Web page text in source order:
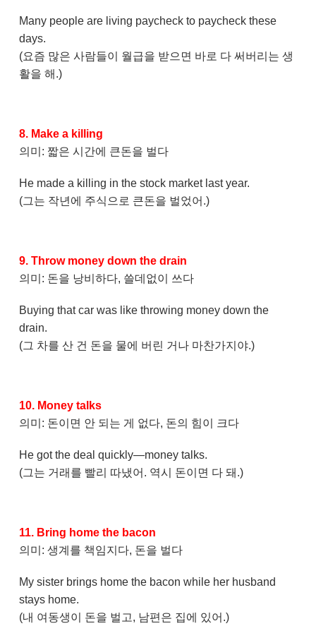
Many people are living paycheck to paycheck these
days.
(요즘 많은 사람들이 월급을 받으면 바로 다 써버리는 생
활을 해.)
8. Make a killing
의미: 짧은 시간에 큰돈을 벌다
He made a killing in the stock market last year.
(그는 작년에 주식으로 큰돈을 벌었어.)
9. Throw money down the drain
의미: 돈을 낭비하다, 쓸데없이 쓰다
Buying that car was like throwing money down the
drain.
(그 차를 산 건 돈을 물에 버린 거나 마찬가지야.)
10. Money talks
의미: 돈이면 안 되는 게 없다, 돈의 힘이 크다
He got the deal quickly—money talks.
(그는 거래를 빨리 따냈어. 역시 돈이면 다 돼.)
11. Bring home the bacon
의미: 생계를 책임지다, 돈을 벌다
My sister brings home the bacon while her husband
stays home.
(내 여동생이 돈을 벌고, 남편은 집에 있어.)